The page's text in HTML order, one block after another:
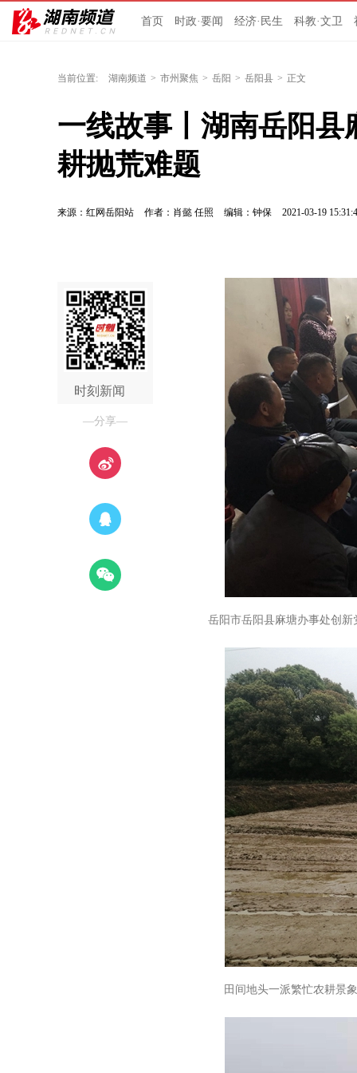
首页 时政·要闻 经济·民生 科教·文卫
当前位置: 湖南频道 > 市州聚焦 > 岳阳 > 岳阳县 > 正文
一线故事丨湖南岳阳县
耕抛荒难题
来源：红网岳阳站 作者：肖懿 任照 编辑：钟保 2021-03-19
时刻新闻
—分享—
岳阳市岳阳县麻塘办事处创
田间地头一派繁忙农耕景